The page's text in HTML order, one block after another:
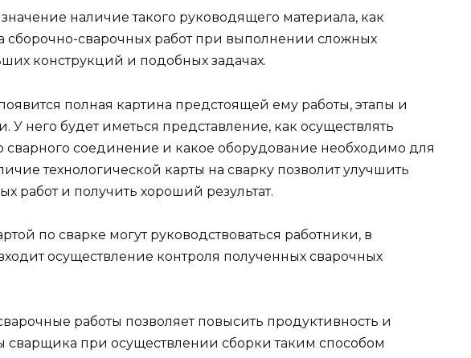
наличие такого руководящего материала, как
сборочно-сварочных работ при выполнении сложных
конструкций и подобных задачах.
полная картина предстоящей ему работы, этапы и
него будет иметься представление, как осуществлять
сварного соединение и какое оборудование необходимо для
технологической карты на сварку позволит улучшить
работ и получить хороший результат.
по сварке могут руководствоваться работники, в
осуществление контроля полученных сварочных
работы позволяет повысить продуктивность и
сварщика при осуществлении сборки таким способом